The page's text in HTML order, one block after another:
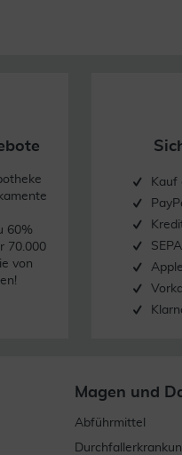
60%
70.000
von
Kauf
Magen und
Abführmittel